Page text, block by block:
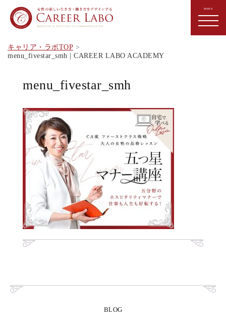
キャリア・ラボTOP
menu_fivestar_smh | CAREER LABO ACADEMY
menu_fivestar_smh
BLOG